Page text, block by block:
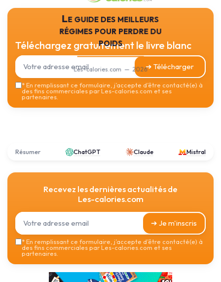
Le guide des meilleurs
régimes pour perdre du
poids
Les-calories.com — 2026
Téléchargez gratuitement le livre blanc
➔ Télécharger
*En remplissant ce formulaire, j’accepte d’être contacté(e) à
des fins commerciales par Les-calories.com et ses
partenaires.
Résumer ChatGPT Claude Mistral
Recevez les dernières actualités de
Les-calories.com
➔ Je m'inscris
*En remplissant ce formulaire, j’accepte d’être contacté(e) à
des fins commerciales par Les-calories.com et ses
partenaires.